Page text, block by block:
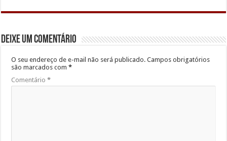
Deixe um comentário
O seu endereço de e-mail não será publicado. Campos obrigatórios
são marcados com*
Comentário*